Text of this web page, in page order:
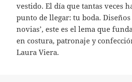
vestido. El día que tantas veces
punto de llegar: tu boda. Diseños
novias’, este es el lema que
en costura, patronaje y
Laura Viera.